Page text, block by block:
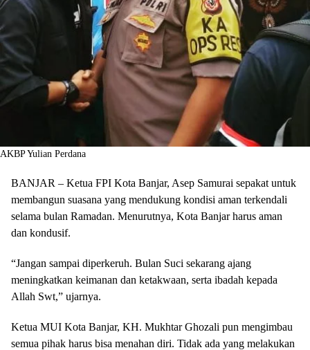
AKBP Yulian Perdana
BANJAR – Ketua FPI Kota Banjar, Asep Samurai sepakat untuk
membangun suasana yang mendukung kondisi aman terkendali
selama bulan Ramadan. Menurutnya, Kota Banjar harus aman
dan kondusif.
“Jangan sampai diperkeruh. Bulan Suci sekarang ajang
meningkatkan keimanan dan ketakwaan, serta ibadah kepada
Allah Swt,” ujarnya.
Ketua MUI Kota Banjar, KH. Mukhtar Ghozali pun mengimbau
semua pihak harus bisa menahan diri. Tidak ada yang melakukan